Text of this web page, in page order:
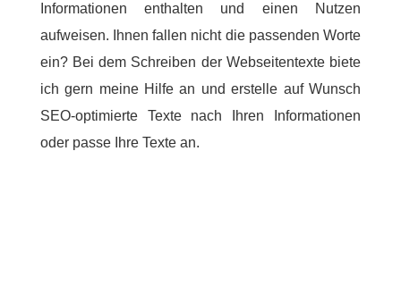
Informationen enthalten und einen Nutzen
aufweisen. Ihnen fallen nicht die passenden Worte
ein? Bei dem Schreiben der Webseitentexte biete
ich gern meine Hilfe an und erstelle auf Wunsch
SEO-optimierte Texte nach Ihren Informationen
oder passe Ihre Texte an.